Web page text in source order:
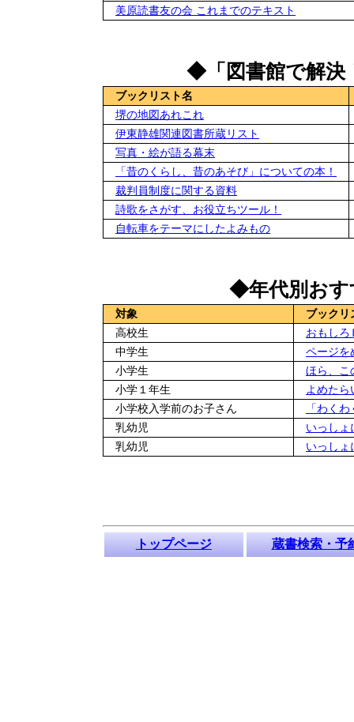
美原読書友の会 これまでのテキスト
◆「図書館で解決
ブックリスト名
堺の地図あれこれ
伊東静雄関連図書所蔵リスト
写真・絵が語る幕末
「昔のくらし、昔のあそび」についての本！
裁判員制度に関する資料
詩歌をさがす、お役立ちツール！
自転車をテーマにしたよみもの
◆年代別おす
対象
ブックリ
高校生
おもしろ
中学生
ページを
小学生
ほら、こ
小学１年生
よめたら
小学校入学前のお子さん
「わく
乳幼児
いっしょ
乳幼児
いっしょ
トップページ 蔵書検索・予